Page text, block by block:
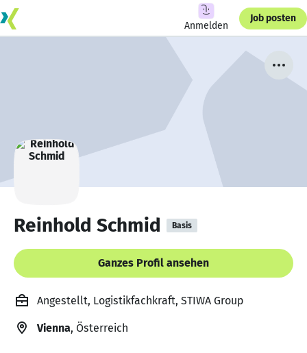
Anmelden
Job posten
Reinhold Schmid Basis
Ganzes Profil ansehen
Angestellt, Logistikfachkraft, STIWA Group
Vienna, Österreich